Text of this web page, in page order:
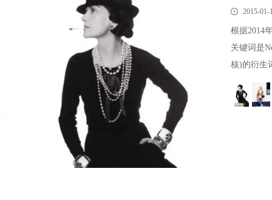
2015-01-
根据2014
关键词是
核)的衍生